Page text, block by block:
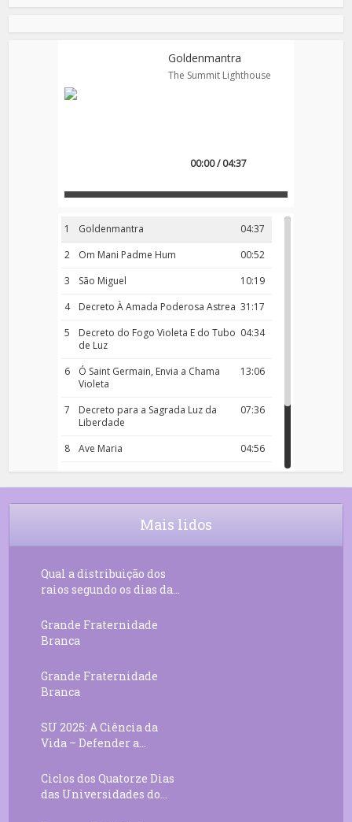
Goldenmantra
The Summit Lighthouse
00:00 / 04:37
1 04:37
Goldenmantra
2
00:52
Om Mani Padme Hum
3
10:19
São Miguel
4
31:17
Decreto À Amada Poderosa Astrea
5
04:34
Decreto do Fogo Violeta E do Tubo
de Luz
6
13:06
Ó Saint Germain, Envia a Chama
Violeta
7
07:36
Decreto para a Sagrada Luz da
Liberdade
8
04:56
Ave Maria
9
18:00
Rosário da Criança
10
04:43
Decreto 50.03 – Diante da Vossa
Mais lidos
Qual a distribuição dos
raios segundo os dias da...
Grande Fraternidade
Branca
Grande Fraternidade
Branca
SU 2025: A Ciência da
Vida – Defender a...
Ciclos dos Quatorze Dias
das Universidades do...